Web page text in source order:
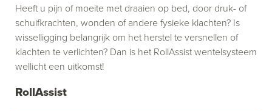
RollAssist
Heeft u pijn of moeite met draaien op bed, door druk- of
schuifkrachten, wonden of andere fysieke klachten? Is
wisselligging belangrijk om het herstel te versnellen of
klachten te verlichten? Dan is het RollAssist wentelsysteem
wellicht een uitkomst!